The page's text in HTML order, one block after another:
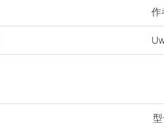
作